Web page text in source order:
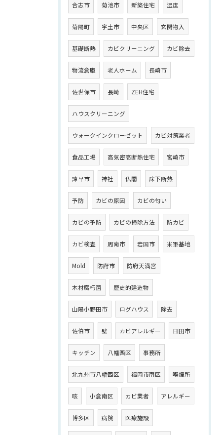
合志市 菊池市 新築住宅 湿度
菊陽町 宇土市 中央区 玄関物入
基礎断熱 カビクリーニング カビ除去
物流倉庫 老人ホーム 長崎市
佐世保市 長崎 ZEH住宅
ハウスクリーニング
ウォークインクローゼット カビ対策業者
食品工場 高気密高断熱住宅 宮崎市
諫早市 神社 仏閣 床下断熱
予防 カビの原因 カビの匂い
カビの予防 カビの掃除方法 防カビ
カビ検査 周南市 岩国市 米軍基地
Mold 防府市 防府天満宮
木材腐朽菌 歴史的建造物
山陽小野田市 ログハウス 除去
佐伯市 壁 カビアレルギー 日田市
キッチン 八幡西区 事務所
北九州市八幡西区 福岡市南区 喫煙所
咳 小倉南区 カビ業者 アレルギー
博多区 病院 医療施設